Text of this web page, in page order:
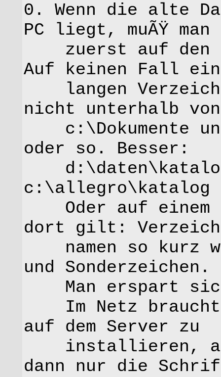
0. Wenn die alte
PC liegt, muÃŸ
zuerst auf den
Auf keinen Fall
langen
nicht unterhalb von
c:\Dokumente
oder so. Besser:
c:\allegro\katalog
Oder auf einem
dort gilt:
namen so kurz
und Sonderzeichen.
Man erspart
Im Netz braucht
auf dem Server zu
installieren, auf
dann nur die